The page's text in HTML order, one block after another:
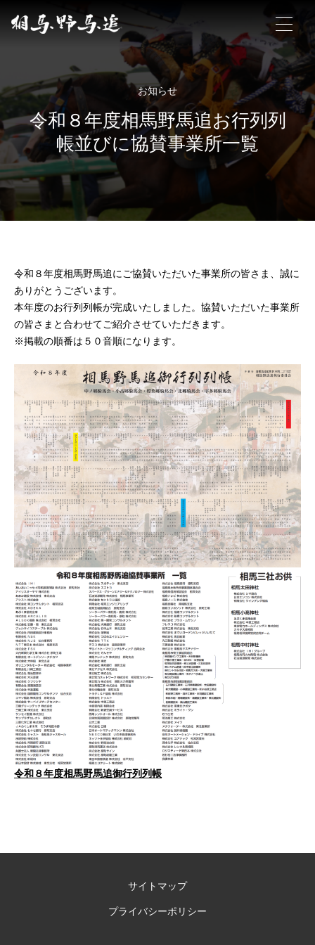
相馬野馬追について
相馬野馬追の概要
見どころ
お作法
アクセス
スケジュール
お知らせ
観覧チケットの購入
ご支援のお願い
お知らせ
令和８年度相馬野馬追お行列列
帳並びに協賛事業所一覧
令和８年度相馬野馬追にご協賛いただいた事業所の皆さま、誠に
ありがとうございます。
本年度のお行列列帳が完成いたしました。協賛いただいた事業所
の皆さまと合わせてご紹介させていただきます。
※掲載の順番は５０音順になります。
令和８年度相馬野馬追御行列列帳
サイトマップ
プライバシーポリシー